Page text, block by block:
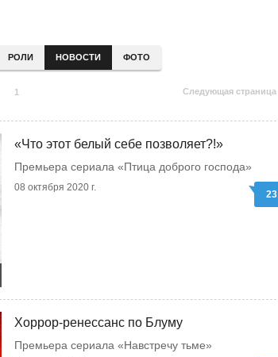
РОЛИ НОВОСТИ ФОТО
1 Следующая страница
«Что этот белый себе позволяет?!»
Премьера сериала «Птица доброго господа»
08 октября 2020 г.
23
Хоррор-ренессанс по Блуму
Премьера сериала «Навстречу тьме»